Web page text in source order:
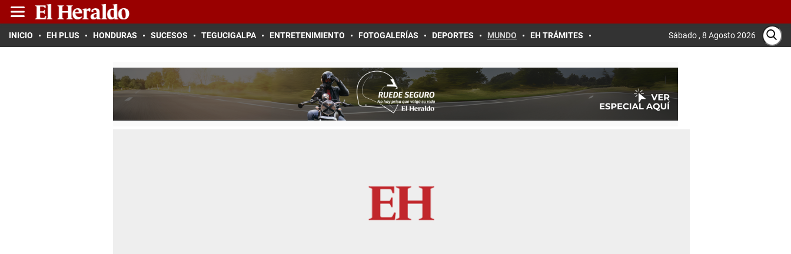
INICIO EH PLUS HONDURAS SUCESOS TEGUCIGALPA ENTRETENIMIENTO FOTOGALERÍAS DEPORTES MUNDO EH TRÁMITES Sábado , 8 Agosto 2026